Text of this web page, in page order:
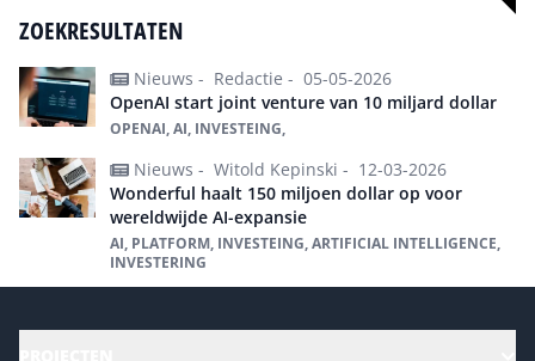
ZOEKRESULTATEN
Nieuws - Redactie - 05-05-2026
OpenAI start joint venture van 10 miljard dollar
OPENAI, AI, INVESTEING,
Nieuws - Witold Kepinski - 12-03-2026
Wonderful haalt 150 miljoen dollar op voor
wereldwijde AI-expansie
AI, PLATFORM, INVESTEING, ARTIFICIAL INTELLIGENCE,
INVESTERING